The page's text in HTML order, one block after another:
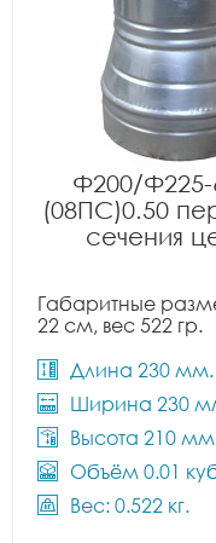
Ф200/Ф225-
(08ПС)0.50
сечения
Габаритные
22 см, вес 522 гр.
Длина 230 мм.
Ширина 230
Высота 210
Объём 0.01
Вес: 0.522 кг.